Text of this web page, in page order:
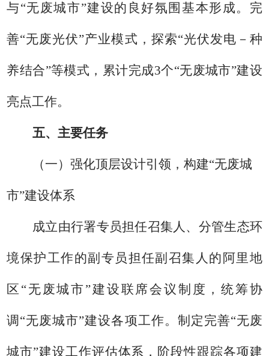
与“无废城市”建设的良好氛围基本形成。完
善“无废光伏”产业模式，探索“光伏发电－种
养结合”等模式，累计完成3个“无废城市”建设
亮点工作。
五、主要任务
（一）强化顶层设计引领，构建“无废城
市”建设体系
成立由行署专员担任召集人、分管生态环
境保护工作的副专员担任副召集人的阿里地
区 “无废城市”建设联席会议制度，统筹协
调“无废城市”建设各项工作。制定完善“无废
城市”建设工作评估体系，阶段性跟踪各项建